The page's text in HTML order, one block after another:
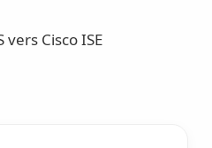
vers Cisco ISE